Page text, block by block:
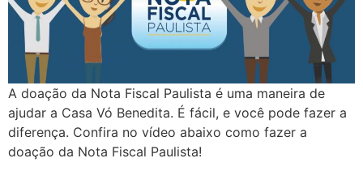
A doação da Nota Fiscal Paulista é uma maneira de
ajudar a Casa Vó Benedita. É fácil, e você pode fazer a
diferença. Confira no vídeo abaixo como fazer a
doação da Nota Fiscal Paulista!